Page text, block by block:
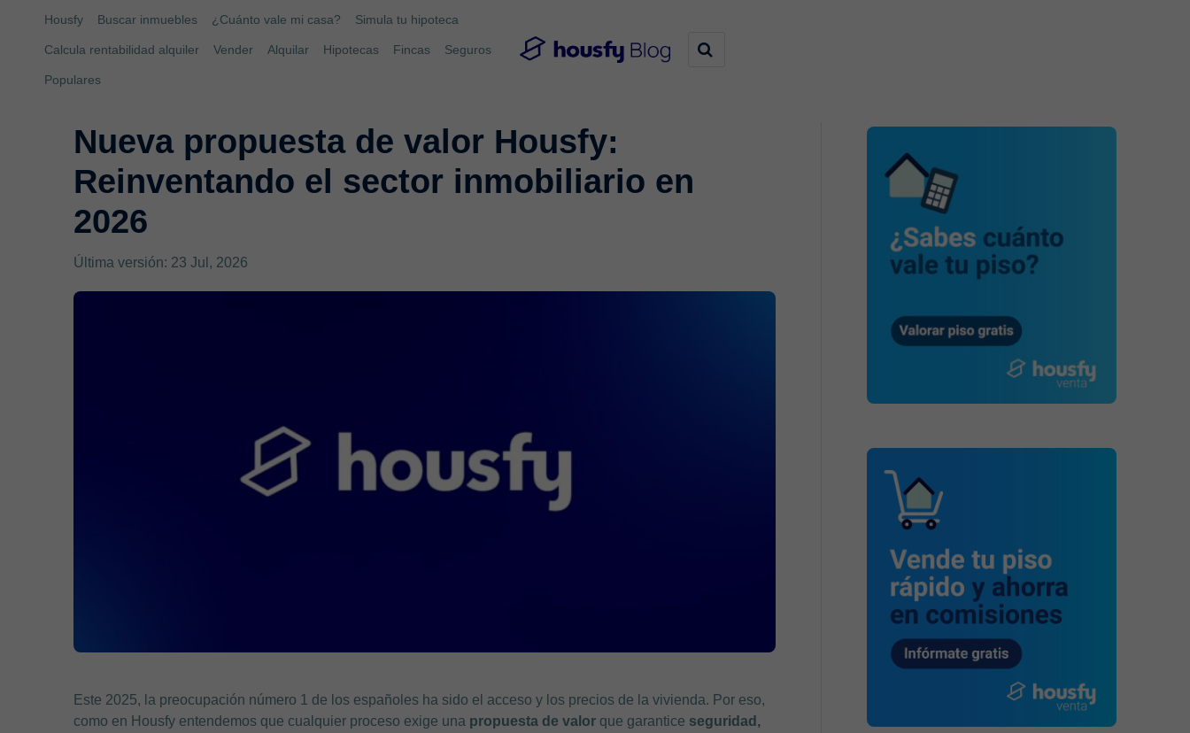
Housfy Buscar inmuebles ¿Cuánto vale mi casa? Simula tu hipoteca
Calcula rentabilidad alquiler Vender Alquilar Hipotecas Fincas Seguros
Populares
Nueva propuesta de valor Housfy:
Reinventando el sector inmobiliario en
2026
Última versión: 23 Jul, 2026
Este 2025, la preocupación número 1 de los españoles ha sido el acceso y los precios de la vivienda. Por eso,
como en Housfy entendemos que cualquier proceso exige una propuesta de valor que garantice seguridad,